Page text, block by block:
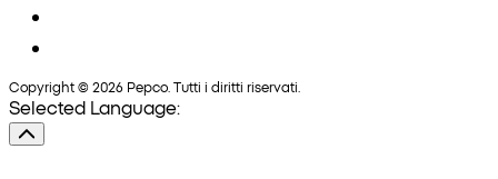
Copyright © 2026 Pepco. Tutti i diritti riservati.
Selected Language: